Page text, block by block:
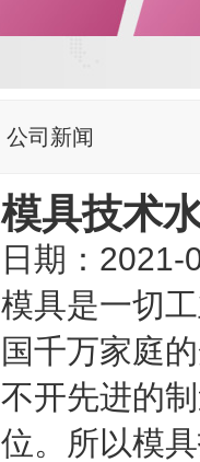
公司新闻
模具技术
日期：2021-
模具是一切
国千万家庭
不开先进的
位。所以模